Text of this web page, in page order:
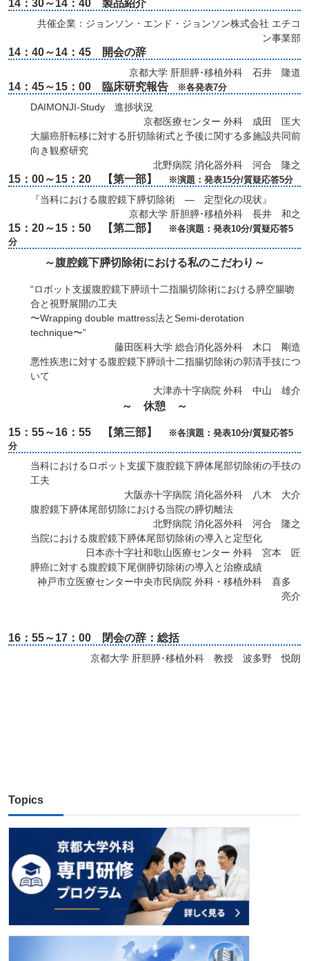
14：30～14：40 製品紹介
共催企業：ジョンソン・エンド・ジョンソン株式会社 エチコ
ン事業部
14：40～14：45 開会の辞
京都大学 肝胆膵･移植外科 石井 隆道
14：45～15：00 臨床研究報告 ※各発表7分
DAIMONJI-Study 進捗状況
京都医療センター 外科 成田 匡大
大腸癌肝転移に対する肝切除術式と予後に関する多施設共同前
向き観察研究
北野病院 消化器外科 河合 隆之
15：00～15：20 【第一部】 ※演題：発表15分/質疑応答5分
『当科における腹腔鏡下膵切除術 ― 定型化の現状』
京都大学 肝胆膵･移植外科 長井 和之
15：20～15：50 【第二部】
※各演題：発表10分/質疑応答5
分
～腹腔鏡下膵切除術における私のこだわり～
“ロボット支援腹腔鏡下膵頭十二指腸切除術における膵空腸吻
合と視野展開の工夫
〜Wrapping double mattress法とSemi-derotation
technique〜”
藤田医科大学 総合消化器外科 木口 剛造
悪性疾患に対する腹腔鏡下膵頭十二指腸切除術の郭清手技につ
いて
大津赤十字病院 外科 中山 雄介
～ 休憩 ～
15：55～16：55 【第三部】
※各演題：発表10分/質疑応答5
分
当科におけるロボット支援下腹腔鏡下膵体尾部切除術の手技の
工夫
大阪赤十字病院 消化器外科 八木 大介
腹腔鏡下膵体尾部切除における当院の膵切離法
北野病院 消化器外科 河合 隆之
当院における腹腔鏡下膵体尾部切除術の導入と定型化
日本赤十字社和歌山医療センター 外科 宮本 匠
膵癌に対する腹腔鏡下尾側膵切除術の導入と治療成績
神戸市立医療センター中央市民病院 外科・移植外科 喜多
亮介
16：55～17：00 閉会の辞：総括
京都大学 肝胆膵･移植外科 教授 波多野 悦朗
Topics